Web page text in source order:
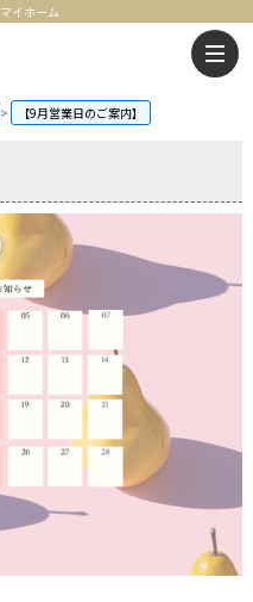
イホーム
【9月営業日のご案内】